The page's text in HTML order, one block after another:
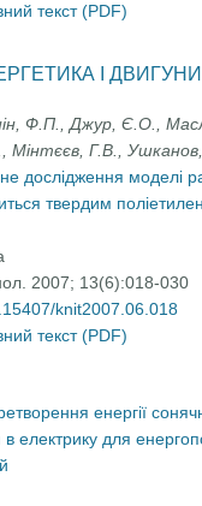
текст (PDF)
І ДВИГУНИ
Ф.П., Джур, Є.О.,
Мінтєєв, Г.В.,
дослідження моделі
твердим
2007; 13(6):018-030
knit2007.06.018
текст (PDF)
енергії
електрику для